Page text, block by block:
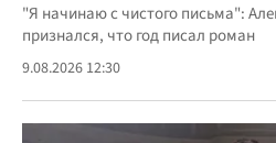
"Я начинаю с чистого письма":
признался, что год писал роман
9.08.2026 12:30